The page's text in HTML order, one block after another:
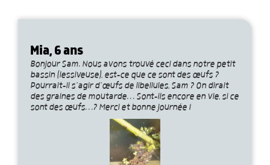
Mia, 6 ans
Bonjour Sam. Nous avons trouvé ceci dans notre petit
bassin (lessiveuse), est-ce que ce sont des œufs ?
Pourrait-il s’agir d’œufs de libellules, Sam ? On dirait
des graines de moutarde… Sont-ils encore en vie, si ce
sont des œufs…? Merci et bonne journée !